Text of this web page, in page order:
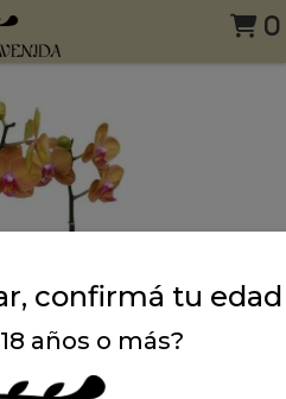
0
confirmá tu edad
años o más?